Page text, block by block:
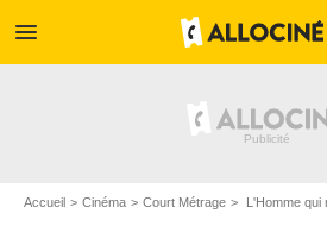
menu
Accueil Cinéma Court Métrage L'Homme qui ne se